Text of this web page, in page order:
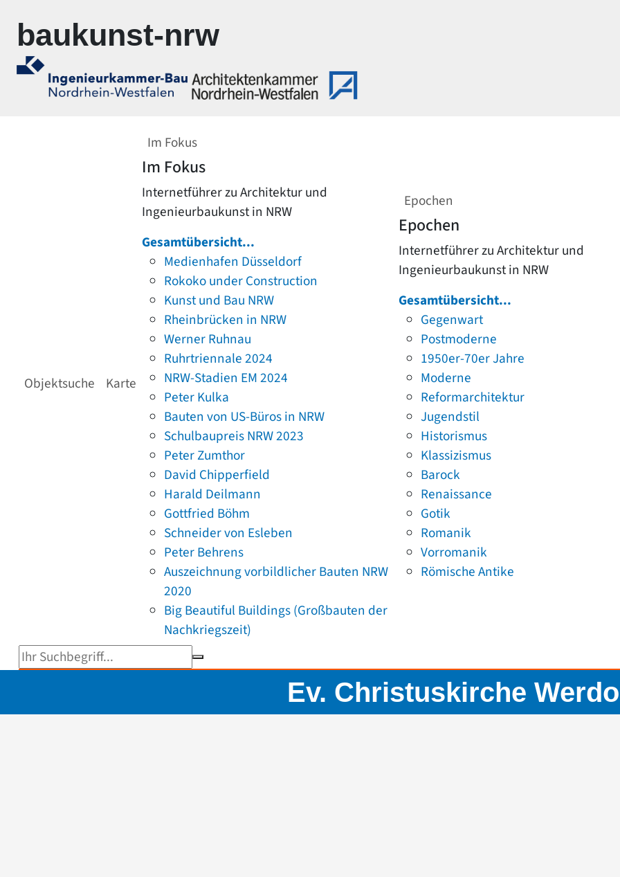
baukunst-nrw
Objektsuche Karte
Im Fokus
Im Fokus
Internetführer zu Architektur und
Ingenieurbaukunst in NRW
Gesamtübersicht...
Medienhafen Düsseldorf
Rokoko under Construction
Kunst und Bau NRW
Rheinbrücken in NRW
Werner Ruhnau
Ruhrtriennale 2024
NRW-Stadien EM 2024
Peter Kulka
Bauten von US-Büros in NRW
Schulbaupreis NRW 2023
Peter Zumthor
David Chipperfield
Harald Deilmann
Gottfried Böhm
Schneider von Esleben
Peter Behrens
Auszeichnung vorbildlicher Bauten NRW
2020
Big Beautiful Buildings (Großbauten der
Nachkriegszeit)
Epochen
Epochen
Internetführer zu Architektur und
Ingenieurbaukunst in NRW
Gesamtübersicht...
Gegenwart
Postmoderne
1950er-70er Jahre
Moderne
Reformarchitektur
Jugendstil
Historismus
Klassizismus
Barock
Renaissance
Gotik
Romanik
Vorromanik
Römische Antike
Suchbegriff eingeben
Ev. Christuskirche